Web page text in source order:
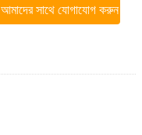
আমাদের সাথে যোগাযোগ করুন